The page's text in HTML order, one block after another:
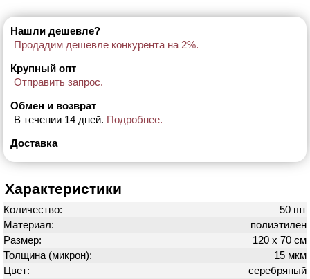
Нашли дешевле?
Продадим дешевле конкурента на 2%.
Крупный опт
Отправить запрос.
Обмен и возврат
В течении 14 дней. Подробнее.
Доставка
Характеристики
Количество:
50 шт
Материал:
полиэтилен
Размер:
120 х 70 см
Толщина (микрон):
15 мкм
Цвет:
серебряный